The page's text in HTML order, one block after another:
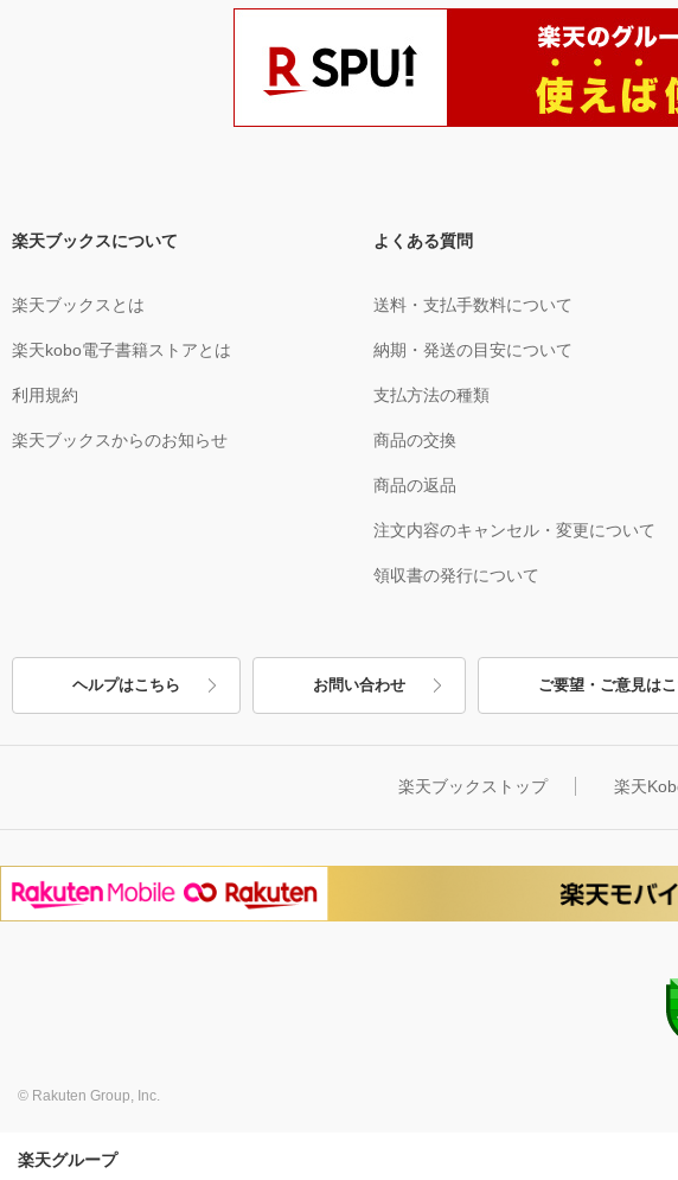
楽天ブックスについて
楽天ブックスとは
楽天kobo電子書籍ストアとは
利用規約
楽天ブックスからのお知らせ
よくある質問
送料・支払手数料について
納期・発送の目安について
支払方法の種類
商品の交換
商品の返品
注文内容のキャンセル・変更について
領収書の発行について
ヘルプはこちら お問い合わせ ご要望・ご意見は
楽天ブックストップ 楽天
© Rakuten Group, Inc.
楽天グループ